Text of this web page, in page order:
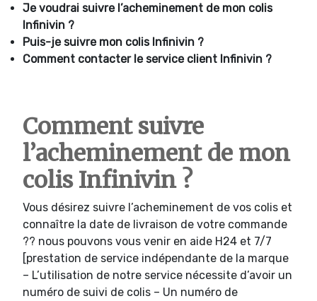
Je voudrai suivre l’acheminement de mon colis
Infinivin ?
Puis-je suivre mon colis Infinivin ?
Comment contacter le service client Infinivin ?
Comment suivre
l’acheminement de mon
colis Infinivin ?
Vous désirez suivre l’acheminement de vos colis et
connaître la date de livraison de votre commande
?? nous pouvons vous venir en aide H24 et 7/7
[prestation de service indépendante de la marque
– L’utilisation de notre service nécessite d’avoir un
numéro de suivi de colis – Un numéro de